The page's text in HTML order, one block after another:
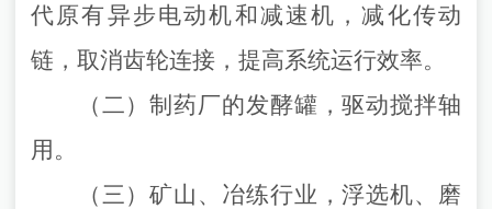
代原有异步电动机和减速机，减化传动
链，取消齿轮连接，提高系统运行效率。
（二）制药厂的发酵罐，驱动搅拌轴
用。
（三）矿山、冶练行业，浮选机、磨